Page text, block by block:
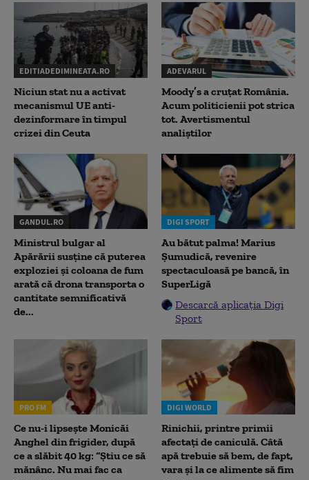
EDITIADEDIMINEATA.RO
Niciun stat nu a activat
mecanismul UE anti-
dezinformare în timpul
crizei din Ceuta
ADEVARUL
Moody’s a cruțat România.
Acum politicienii pot strica
tot. Avertismentul
analiștilor
GANDUL.RO
Ministrul bulgar al
Apărării susține că puterea
exploziei și coloana de fum
arată că drona transporta o
cantitate semnificativă
de...
DIGI SPORT
Au bătut palma! Marius
Șumudică, revenire
spectaculoasă pe bancă, în
SuperLigă
Descarcă aplicația Digi
Sport
PRO FM
Ce nu-i lipsește Monicăi
Anghel din frigider, după
ce a slăbit 40 kg: “Știu ce să
mănânc. Nu mai fac ca
DIGI WORLD
Rinichii, printre primii
afectați de caniculă. Câtă
apă trebuie să bem, de fapt,
vara și la ce alimente să fim